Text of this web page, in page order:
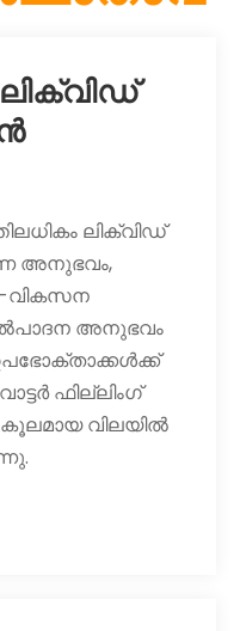
ലിക്വിഡ്
അനുഭവം,
അനുഭവം
ഫില്ലിംഗ്
വിലയിൽ